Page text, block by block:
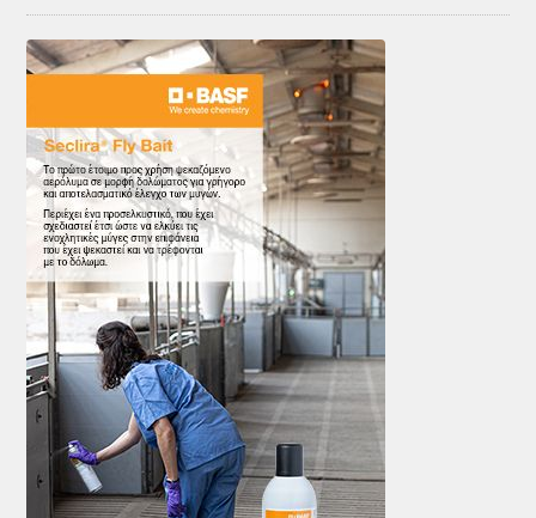
ΕΥΡΩΠΑΪΚΗ ΝΟΜΟΘΕΣΙΑ
ΤΟ ΠΕΡΙΟΔΙΚΟ
Profile
ΑΡΧΕΙΟ ΤΕΥΧΩΝ
ΣΥΝΕΔΡΙΟ ΚΡΕΑΤΟΣ